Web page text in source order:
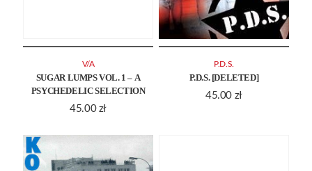
SUGAR LUMPS VOL. 1 – A
PSYCHEDELIC SELECTION
45.00 zł
V/A
P.D.S. [DELETED]
45.00 zł
P.D.S.